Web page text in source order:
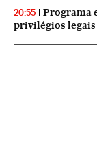
20:55
Programa
privilégios legais